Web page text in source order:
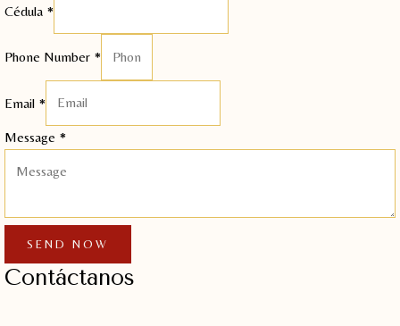
Cédula *
Phone Number *
Email *
Message *
SEND NOW
Contáctanos